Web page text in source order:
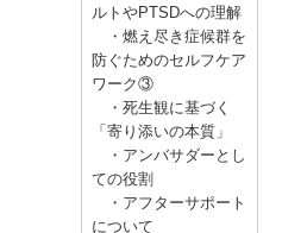
ルトやPTSDへの理解
・燃え尽き症候群を
防ぐためのセルフケア
ワーク③
・死生観に基づく
「 寄り添いの本質」
・アンバサダーとし
ての役割
・アフターサポート
について